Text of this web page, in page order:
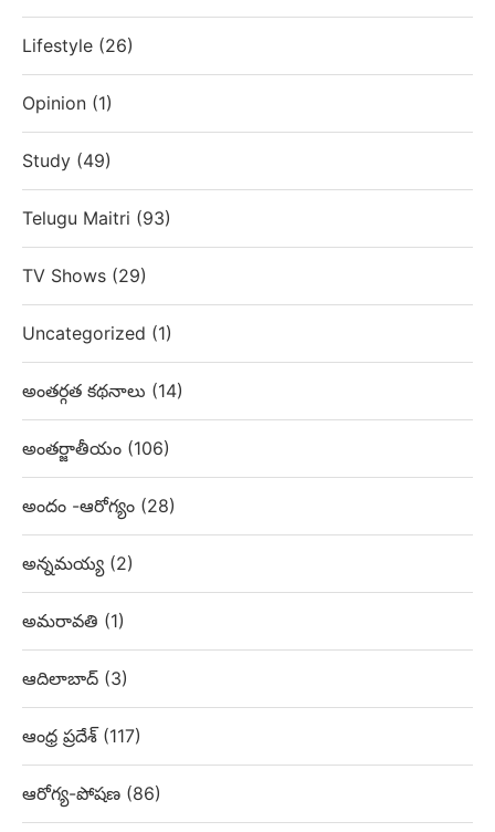
Lifestyle (26)
Opinion (1)
Study (49)
Telugu Maitri (93)
TV Shows (29)
Uncategorized (1)
అంతర్గత కథనాలు (14)
అంతర్జాతీయం (106)
అందం -ఆరోగ్యం (28)
అన్నమయ్య (2)
అమరావతి (1)
ఆదిలాబాద్ (3)
ఆంధ్ర ప్రదేశ్ (117)
ఆరోగ్య-పోషణ (86)